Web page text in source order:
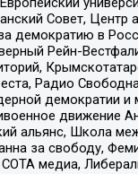
Совет, Центр
демократию в
Рейн-
Радио
демократии и
движение
альянс, Школа
за свободу,
медиа,